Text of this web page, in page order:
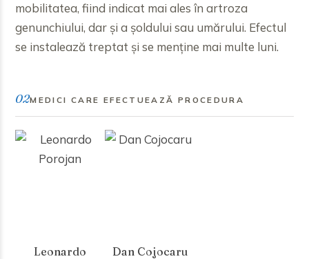
mobilitatea, fiind indicat mai ales în artroza
genunchiului, dar și a șoldului sau umărului. Efectul
se instalează treptat și se menține mai multe luni.
02MEDICI CARE EFECTUEAZĂ PROCEDURA
Leonardo
Dan Cojocaru